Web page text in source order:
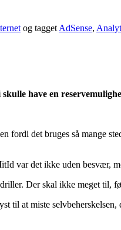
og tagget AdSense,
have en
fordi det bruges så mange
var det ikke uden besvær,
Der skal ikke meget til,
til at miste